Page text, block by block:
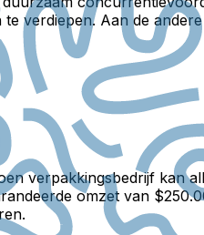
verdiepen. Aan de
verpakkingsbedrijf kan
omzet van